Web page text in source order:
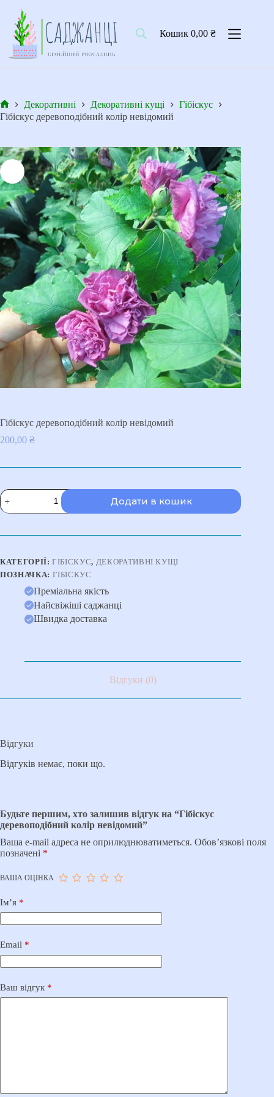
вмісту
Кошик0,00₴
Головна
Декоративні Декоративні кущі
Гібіскус
Гібіскус деревоподібний колір невідомий
Гібіскус деревоподібний колір невідомий
200,00 ₴
Гібіскус
деревоподібний
колір
кількість
Додати в кошик
КАТЕГОРІЇ:ГІБІСКУС, ДЕКОРАТИВНІ КУЩІ
ПОЗНАЧКА: ГІБІСКУС
Преміальна якість
Найсвіжіші саджанці
Швидка доставка
Відгуки (0)
Відгуки
Відгуків немає, поки що.
Будьте першим, хто залишив відгук на “Гібіскус
деревоподібний колір невідомий”
Ваша e-mail адреса не оприлюднюватиметься. Обов’язкові поля
позначені *
ВАША ОЦІНКА
Ім’я *
Email *
Ваш відгук *